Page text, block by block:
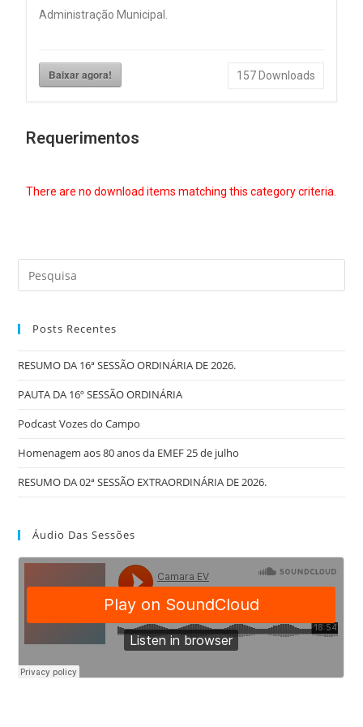
Administração Municipal.
Baixar agora! 157Downloads
Requerimentos
There are no download items matching this category criteria.
Posts Recentes
RESUMO DA 16ª SESSÃO ORDINÁRIA DE 2026.
PAUTA DA 16º SESSÃO ORDINÁRIA
Podcast Vozes do Campo
Homenagem aos 80 anos da EMEF 25 de julho
RESUMO DA 02ª SESSÃO EXTRAORDINÁRIA DE 2026.
Áudio Das Sessões